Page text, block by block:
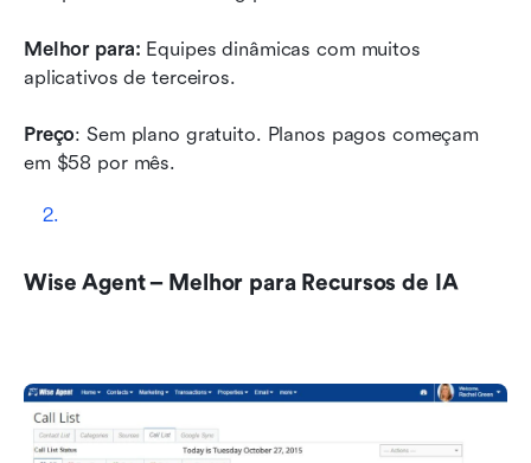
Melhor para: Equipes dinâmicas com muitos
aplicativos de terceiros.
Preço: Sem plano gratuito. Planos pagos começam
em $58 por mês.
Wise Agent – Melhor para Recursos de IA